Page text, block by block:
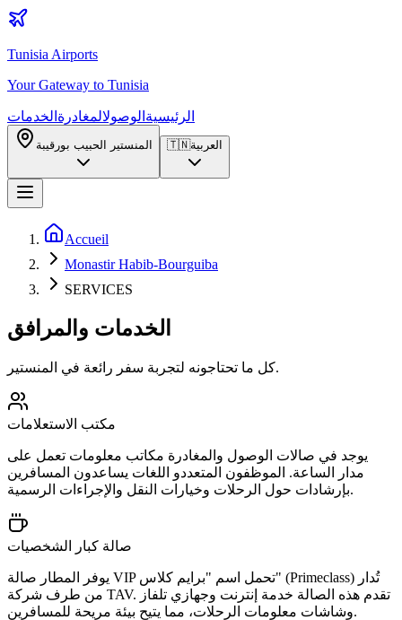
Tunisia Airports
Your Gateway to Tunisia
الرئيسية الوصولالمغادرة الخدمات
المنستير الحبيب بورقيبة 🇹🇳العربية
Accueil
Monastir Habib-Bourguiba
SERVICES
الخدمات والمرافق
كل ما تحتاجونه لتجربة سفر رائعة في المنستير.
مكتب الاستعلامات
يوجد في صالات الوصول والمغادرة مكاتب معلومات تعمل على
مدار الساعة. الموظفون المتعددو اللغات يساعدون المسافرين
بإرشادات حول الرحلات وخيارات النقل والإجراءات الرسمية.
صالة كبار الشخصيات
يوفر المطار صالة VIP تحمل اسم "برايم كلاس" (Primeclass) تُدار
من طرف شركة TAV. تقدم هذه الصالة خدمة إنترنت وجهازي تلفاز
وشاشات معلومات الرحلات، مما يتيح بيئة مريحة للمسافرين.